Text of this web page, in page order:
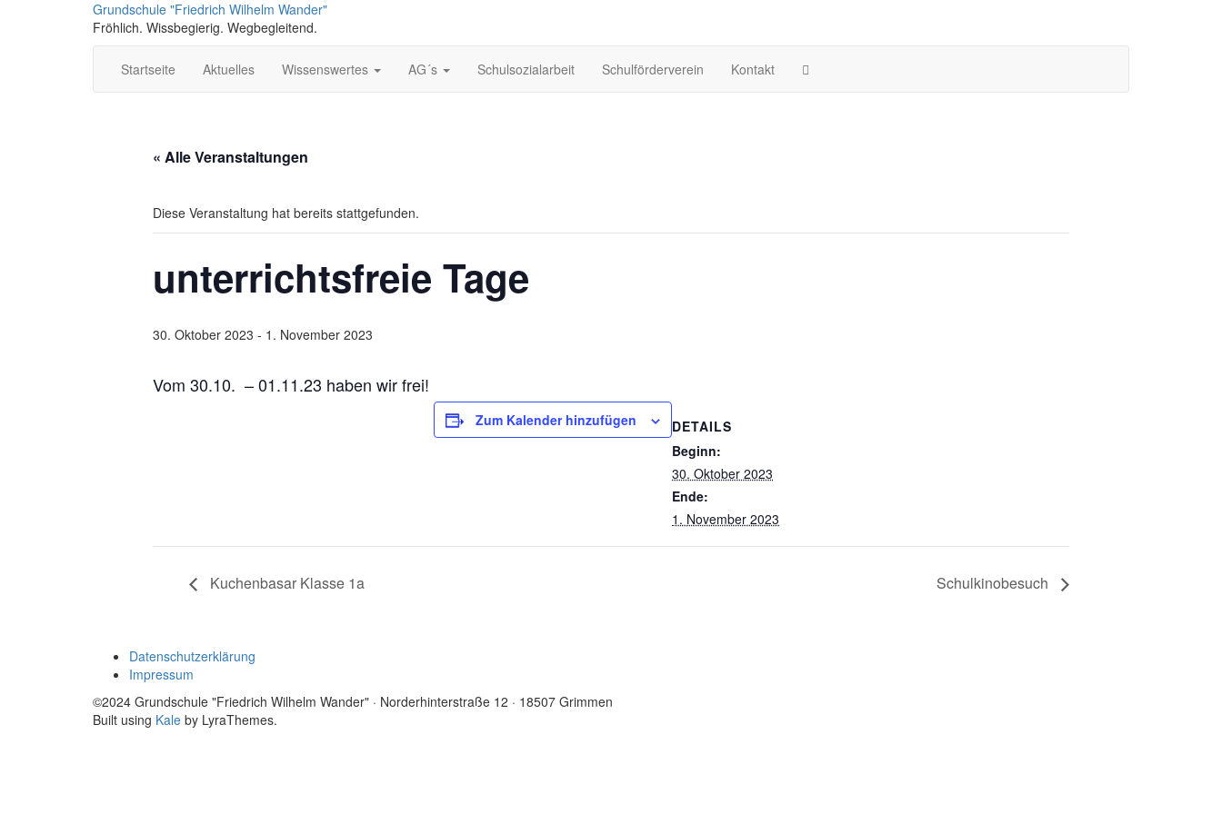
Grundschule "Friedrich Wilhelm Wander"
Fröhlich. Wissbegierig. Wegbegleitend.
Startseite Aktuelles Wissenswertes AG´s Schulsozialarbeit Schulförderverein Kontakt
« Alle Veranstaltungen
Diese Veranstaltung hat bereits stattgefunden.
unterrichtsfreie Tage
30. Oktober 2023 - 1. November 2023
Vom 30.10. – 01.11.23 haben wir frei!
Zum Kalender hinzufügen
DETAILS
Beginn:
30. Oktober 2023
Ende:
1. November 2023
Kuchenbasar Klasse 1a Schulkinobesuch
Datenschutzerklärung
Impressum
©2024 Grundschule "Friedrich Wilhelm Wander" · Norderhinterstraße 12 · 18507 Grimmen
Built using Kale by LyraThemes.